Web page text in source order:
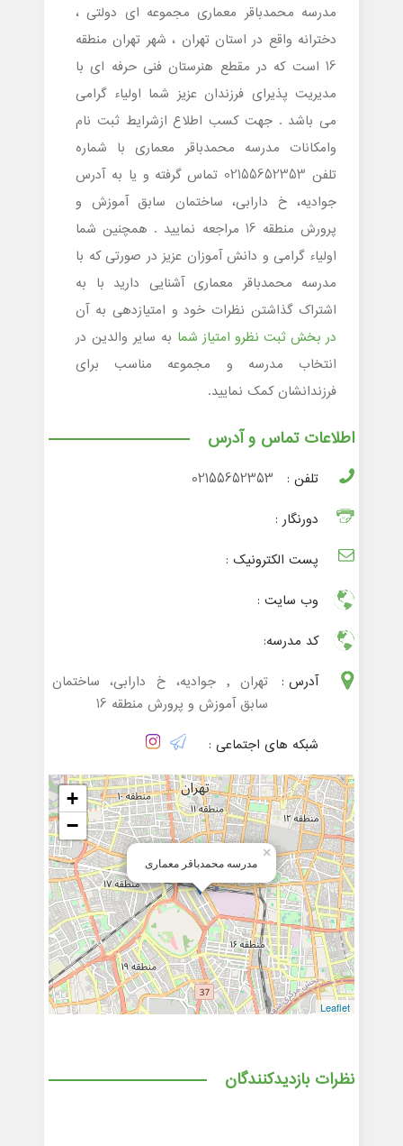
مدرسه محمدباقر معماری مجموعه ای دولتی ،
دخترانه واقع در استان تهران ، شهر تهران منطقه
16 است که در مقطع هنرستان فنی حرفه ای با
مدیریت پذیرای فرزندان عزیز شما اولیاء گرامی
می باشد . جهت کسب اطلاع ازشرایط ثبت نام
وامکانات مدرسه محمدباقر معماری با شماره
تلفن 02155652353 تماس گرفته و یا به آدرس
جوادیه، خ دارابی، ساختمان سابق آموزش و
پرورش منطقه 16 مراجعه نمایید . همچنین شما
اولیاء گرامی و دانش آموزان عزیز در صورتی که با
مدرسه محمدباقر معماری آشنایی دارید با به
اشتراک گذاشتن نظرات خود و امتیازدهی به آن
در بخش ثبت نظرو امتیاز شما به سایر والدین در
انتخاب مدرسه و مجموعه مناسب برای
فرزندانشان کمک نمایید.
اطلاعات تماس و آدرس
تلفن :
02155652353
دورنگار :
پست الکترونیک :
وب سایت :
کد مدرسه:
آدرس :
تهران , جوادیه، خ دارابی، ساختمان
سابق آموزش و پرورش منطقه 16
شبکه های اجتماعی :
مدرسه محمدباقر معماری
×
+
−
Leaflet
نظرات بازدیدکنندگان